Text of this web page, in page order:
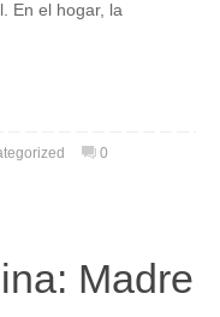
En el hogar, la
0
Madre